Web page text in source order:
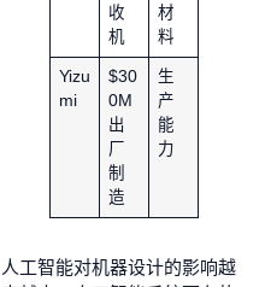
收
机
材
料
Yizu
mi
$30
0M
出
厂
制
造
生
产
能
力
人工智能对机器设计的影响越